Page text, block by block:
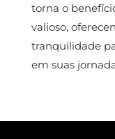
torna o
valioso,
tranquilidade
em suas